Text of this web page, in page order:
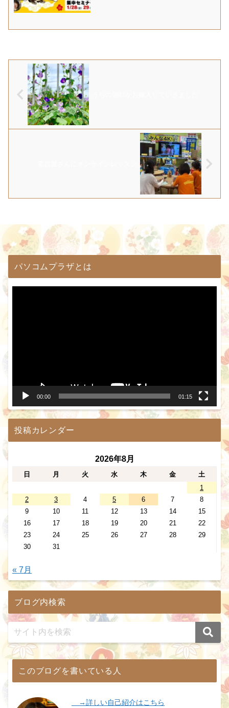
パソコムプラザとは
00:00 01:15
投稿カレンダー
2026年8月
日 月 火 水 木 金
土
1
2
3 4 5 6 7
8
9
10 11 12 13 14
15
16
17 18 19 20 21
22
23
24 25 26 27 28
29
30
31
« 7月
ブログ内検索
このブログを書いている人
→詳しい自己紹介はこちら